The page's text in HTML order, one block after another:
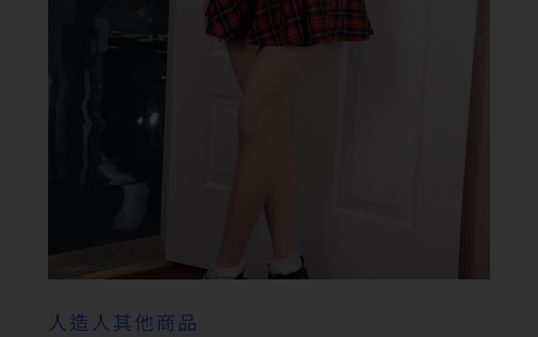
人造人其他商品